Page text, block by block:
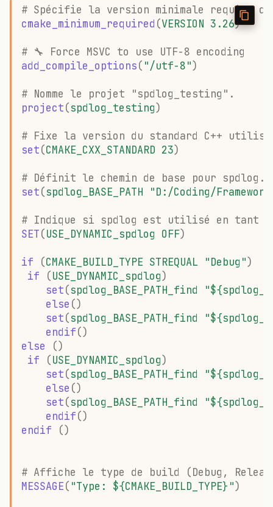
# Spécifie la version minimale requise
cmake_minimum_required (VERSION 3.26)
# 🔧 Force MSVC to use UTF-8 encoding
add_compile_options( "/utf-8")
# Nomme le projet "spdlog_testing".
project(spdlog_testing)
# Fixe la version du standard C++
set(CMAKE_CXX_STANDARD 23)
# Définit le chemin de base pour spdlog.
set(spdlog_BASE_PATH "D:/Coding/
# Indique si spdlog est utilisé en tant
SET(USE_DYNAMIC_spdlog OFF)
if (CMAKE_BUILD_TYPE STREQUAL "Debug")
if
(USE_DYNAMIC_spdlog)
set(spdlog_BASE_PATH_find
else ()
set(spdlog_BASE_PATH_find
endif()
else
()
if
(USE_DYNAMIC_spdlog)
set(spdlog_BASE_PATH_find
else ()
set(spdlog_BASE_PATH_find
endif()
endif
()
# Affiche le type de build (Debug,
MESSAGE( "Type: ${CMAKE_BUILD_TYPE}")